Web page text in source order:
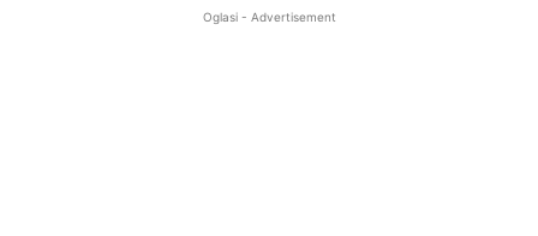
Oglasi - Advertisement